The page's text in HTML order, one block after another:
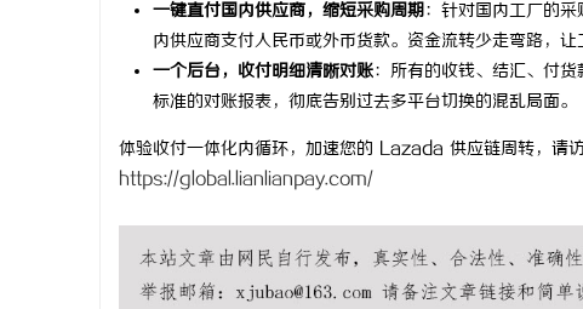
一键直付国内供应商，缩短采购周期：针对国内工厂的
内供应商支付人民币或外币货款。资金流转少走弯路，让
一个后台，收付明细清晰对账：所有的收钱、结汇、付
标准的对账报表，彻底告别过去多平台切换的混乱局面。
体验收付一体化内循环，加速您的 Lazada 供应链周转，请访
https://global.lianlianpay.com/
探秘丫丫影院：